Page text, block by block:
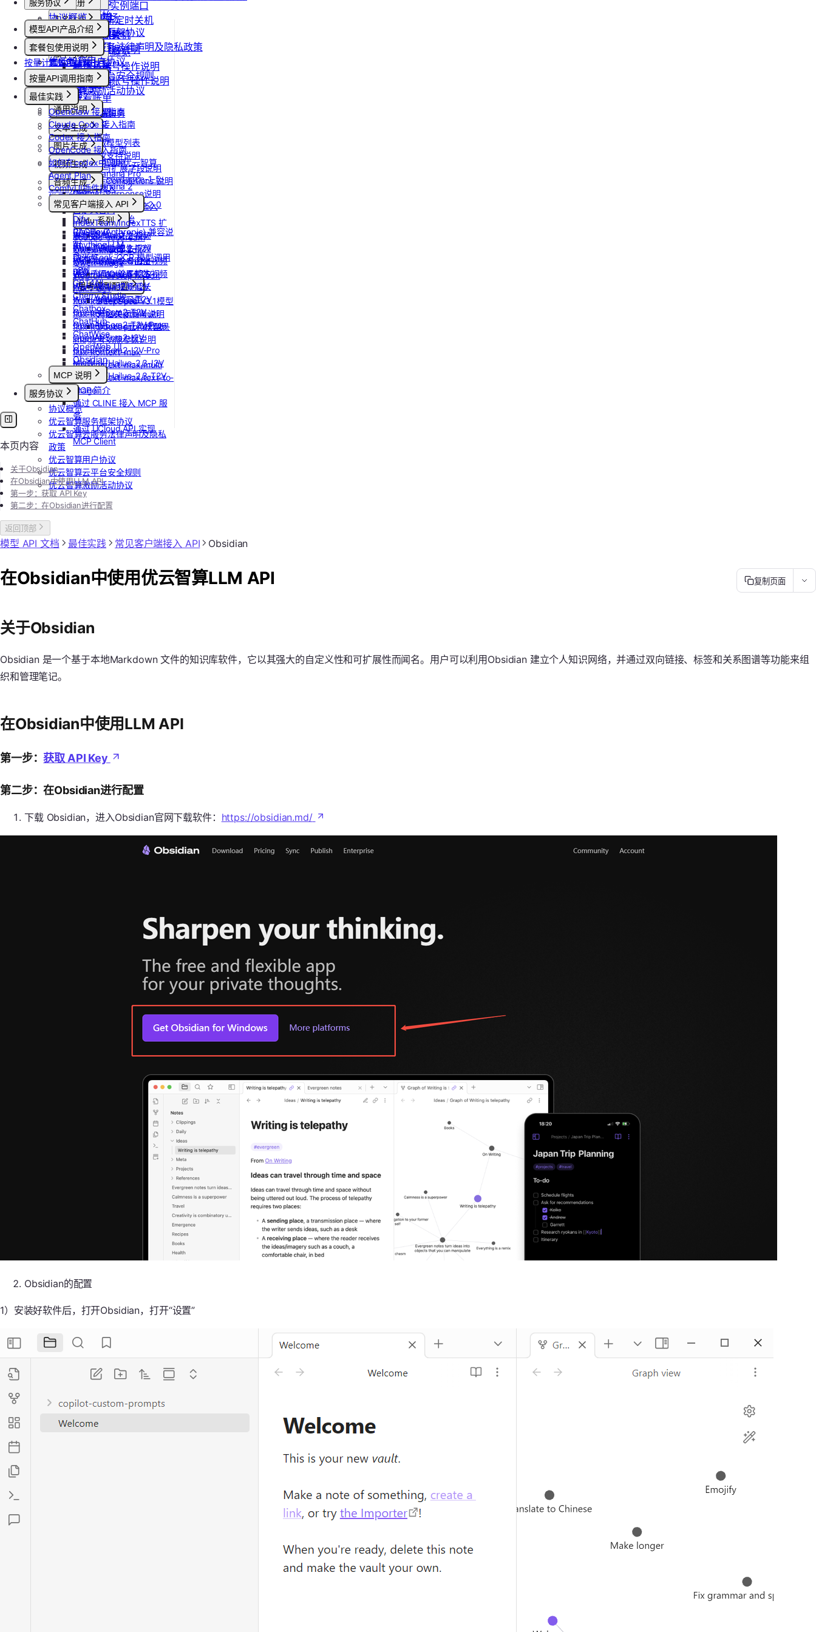
更新Pod实例端口
设置/更新定时关机
取消定时关机
快速开始
控制台操作
Agent广场
操作指南
模型配置
计费说明
升配与续费
到期与数据说明
账号注册
注册流程
注销账号
实名认证
认证概览
个人认证
高校认证
企业认证
团队管理
团队功能概览
管理员账号操作说明
团队成员账号操作说明
账单与发票
账号充值
提现规则
查看账单
开具发票
服务协议
协议概览
优云智算服务框架协议
优云智算云服务法律声明及隐私政策
优云智算用户协议
优云智算云平台安全规则
优云智算激励活动协议
模型API产品介绍
模型API服务
套餐包使用说明
套餐包快速上手
套餐计费逻辑
套餐用量统计
客户端接入
OpenClaw 云端服务
按量计费说明
按量API调用指南
快速开始
通用说明
认证鉴权
错误码
文本生成
如何获取模型列表
模型协议支持说明
API支持与扩展字段说明
OpenAI-Completions 说明
OpenAI-Response说明
Embeddings 向量嵌入
Gemini 快速开始
Claude (Anthropic) 兼容说
明
DeepSeek-OCR 模型调用
示例
思考模型配置
DeepSeek V3.1模型
开启关闭思考说明
Doubao豆包模型思
考功能参数说明
图片生成
Nano Banana
Nano Banana Pro
Nano Banana 2
gpt-image-1
gpt-image-1.5
gpt-image-2
doubao-seedream
Qwen-Image-Edit
Qwen-Image
stepfun-ai/step1x-edit
flux.1-dev
flux-kontext-pro
flux-kontext-pro/multi
flux-kontext-pro/text-to-
image
flux-kontext-max
flux-kontext-max/multi
flux-kontext-max/text-to-
image
视频生成
doubao-seedance-1-5-
pro
doubao-seedance-2-0
Vidu 系列
Vidu/文生视频
Vidu/图生视频
Vidu/参考图生视频
Vidu/首尾帧生视频
Vidu/视频延长
Vidu/对口型
Wan-AI/Wan2.2-I2V
Wan-AI/Wan2.2-T2V
Wan-AI/Wan2.5-I2V
Wan-AI/Wan2.5-T2V
Wan-AI/Wan2.6-I2V
Wan-AI/Wan2.6-T2V
OpenAI/Sora2-T2V
OpenAI/Sora2-T2V-Pro
OpenAI/Sora2-I2V
OpenAI/Sora2-I2V-Pro
MiniMax/Hailuo-2.3-I2V
MiniMax/Hailuo-2.3-T2V
音频生成
IndexTTS
自定义音色
IndexTeam/IndexTTS 扩
展参数
suno音乐生成
MiniMax/speech-hd
通义千问 Qwen-TTS
常见问题答疑
最佳实践
OpenClaw 接入指南
Claude Code 接入指南
Codex 接入指南
OpenCode 接入指南
如何在codex中调用优云智算
Agent Plan
ComfyUI插件接入
常见客户端接入 API
Dify
RAGFlow
AnythingLLM
纳米AI
n8n
GPT4All
Cherry Studio
Chatbox
ChatHub
ChatWise
OpenWeb UI
Obsidian
MCP 说明
MCP 简介
通过 CLINE 接入 MCP 服
务
通过 UCloud API 实现
MCP Client
服务协议
协议概览
优云智算服务框架协议
优云智算云服务法律声明及隐私
政策
优云智算用户协议
优云智算云平台安全规则
优云智算激励活动协议
本页内容
关于Obsidian
在Obsidian中使用LLM API
第一步：获取 API Key
第二步：在Obsidian进行配置
返回顶部
模型 API 文档 最佳实践 常见客户端接入 API Obsidian
复制页面
在Obsidian中使用优云智算LLM API
关于Obsidian
Obsidian 是一个基于本地Markdown 文件的知识库软件，它以其强大的自定义性和可扩展性而闻名。用户可以利用Obsidian 建立个人知识网络，并通过双向链接、标签和关系图谱等功能来组
织和管理笔记。
在Obsidian中使用LLM API
第一步：获取 API Key
第二步：在Obsidian进行配置
下载 Obsidian，进入Obsidian官网下载软件： https://obsidian.md/
Obsidian的配置
1）安装好软件后，打开Obsidian，打开“设置”